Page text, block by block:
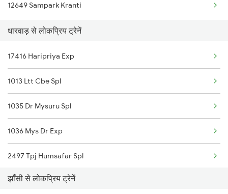
Dharwad to Ghatprabha Trains
Dharwad to Pune Trains
Dharwad to Ranibennur Trains
12649 Sampark Kranti
धारवाड़ से लोकप्रिय ट्रेनें
17416 Haripriya Exp
1013 Ltt Cbe Spl
1035 Dr Mysuru Spl
1036 Mys Dr Exp
2497 Tpj Humsafar Spl
2498 Tpj Sgnr Spl
झाँसी से लोकप्रिय ट्रेनें